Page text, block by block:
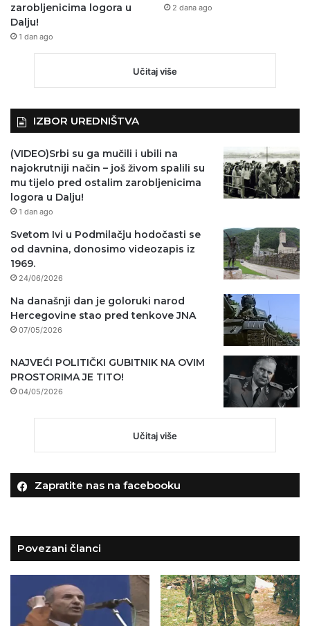
zarobljenicima logora u
Dalju!
1 dan ago
2 dana ago
Učitaj više
IZBOR UREDNIŠTVA
(VIDEO)Srbi su ga mučili i ubili na
najokrutniji način – još živom spalili su
mu tijelo pred ostalim zarobljenicima
logora u Dalju!
1 dan ago
Svetom Ivi u Podmilačju hodočasti se
od davnina, donosimo videozapis iz
1969.
24/06/2026
Na današnji dan je goloruki narod
Hercegovine stao pred tenkove JNA
07/05/2026
NAJVEĆI POLITIČKI GUBITNIK NA OVIM
PROSTORIMA JE TITO!
04/05/2026
Učitaj više
Zapratite nas na facebooku
Povezani članci